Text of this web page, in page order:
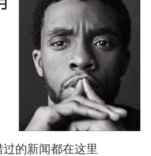
的新闻都在这里